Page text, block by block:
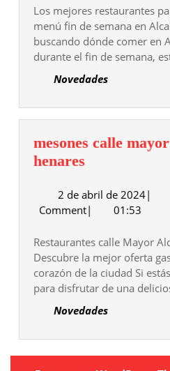
de
2024
Los mejores restaurantes
menú fin de semana en
buscando dónde comer en
durante el fin de semana,
Novedades
mesones calle
henares
mayor
alcalá
henares
2 de abril de 20242
de
2024
|
Comment| 01:53
Restaurantes calle Mayor
Descubre la mejor oferta
corazón de la ciudad Si
para disfrutar de una
Novedades